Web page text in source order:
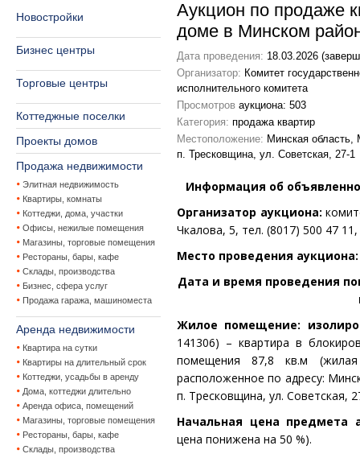
Новостройки
Бизнес центры
Торговые центры
Коттеджные поселки
Проекты домов
Продажа недвижимости
Элитная недвижимость
Квартиры, комнаты
Коттеджи, дома, участки
Офисы, нежилые помещения
Магазины, торговые помещения
Рестораны, бары, кафе
Склады, производства
Бизнес, сфера услуг
Продажа гаража, машиноместа
Аренда недвижимости
Квартира на сутки
Квартиры на длительный срок
Коттеджи, усадьбы в аренду
Дома, коттеджи длительно
Аренда офиса, помещений
Магазины, торговые помещения
Рестораны, бары, кафе
Склады, производства
Аукцион по продаже
доме в Минском
Дата проведения: 18.03.2026
Организатор: Комитет
исполнительного комитета
Просмотров аукциона: 503
Категория: продажа квартир
Местоположение: Минская область,
п. Тресковщина, ул. Советская, 27-1
Информация об
Организатор аукциона:
Чкалова, 5, тел. (8017) 500 47
Место проведения
Дата и время проведения
Жилое помещение:
141306) – квартира в
помещения 87,8 кв.м
расположенное по адресу:
п. Тресковщина, ул. Советская,
Начальная цена предмета
цена понижена на 50 %).